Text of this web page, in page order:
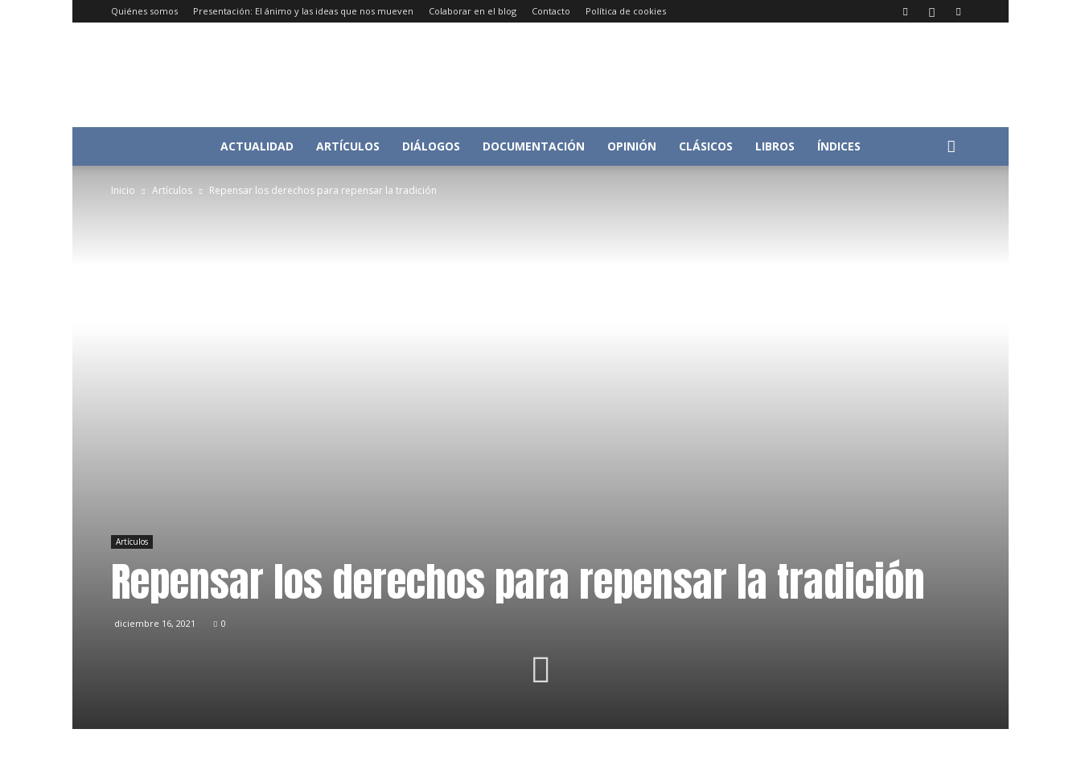
Quiénes somos Presentación: El ánimo y las ideas que nos mueven Colaborar en el blog Contacto Política de cookies
Conversacion
ACTUALIDAD ARTÍCULOS DIÁLOGOS DOCUMENTACIÓN OPINIÓN CLÁSICOS LIBROS ÍNDICES
Inicio Artículos Repensar los derechos para repensar la tradición
Artículos
Repensar los derechos para repensar la tradición
diciembre 16, 2021 0